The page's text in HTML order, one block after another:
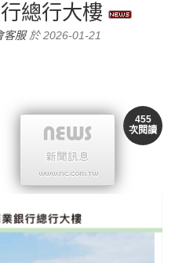
總行大樓
客服於 2026-01-21
455
次閱讀